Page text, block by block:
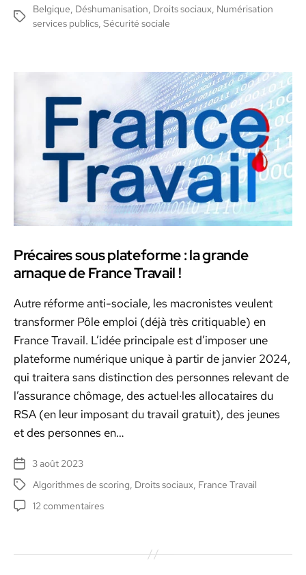
l’article
Étiquettes
Belgique, Déshumanisation, Droits sociaux, Numérisation
services publics, Sécurité sociale
Précaires sous plateforme : la grande
arnaque de France Travail !
Autre réforme anti-sociale, les macro­nistes veu­lent
trans­former Pôle emploi (déjà très cri­ti­quable) en
France Tra­vail. L’idée prin­ci­pale est d’im­pos­er une
plate­forme numérique unique à par­tir de jan­vi­er 2024,
qui trait­era sans dis­tinc­tion des per­son­nes rel­e­vant de
l’assur­ance chô­mage, des actuel·les allo­cataires du
RSA (en leur imposant du tra­vail gra­tu­it), des jeunes
et des per­son­nes en…
Date
de
l’article
3 août 2023
Étiquettes
Algorithmes de scoring, Droits sociaux, France Travail
12 commentairessur